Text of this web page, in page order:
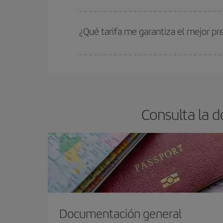
estén disponibles o se vayan agotando. Por
¿Qué tarifa me garantiza el mejor
Consulta la
Documentación general